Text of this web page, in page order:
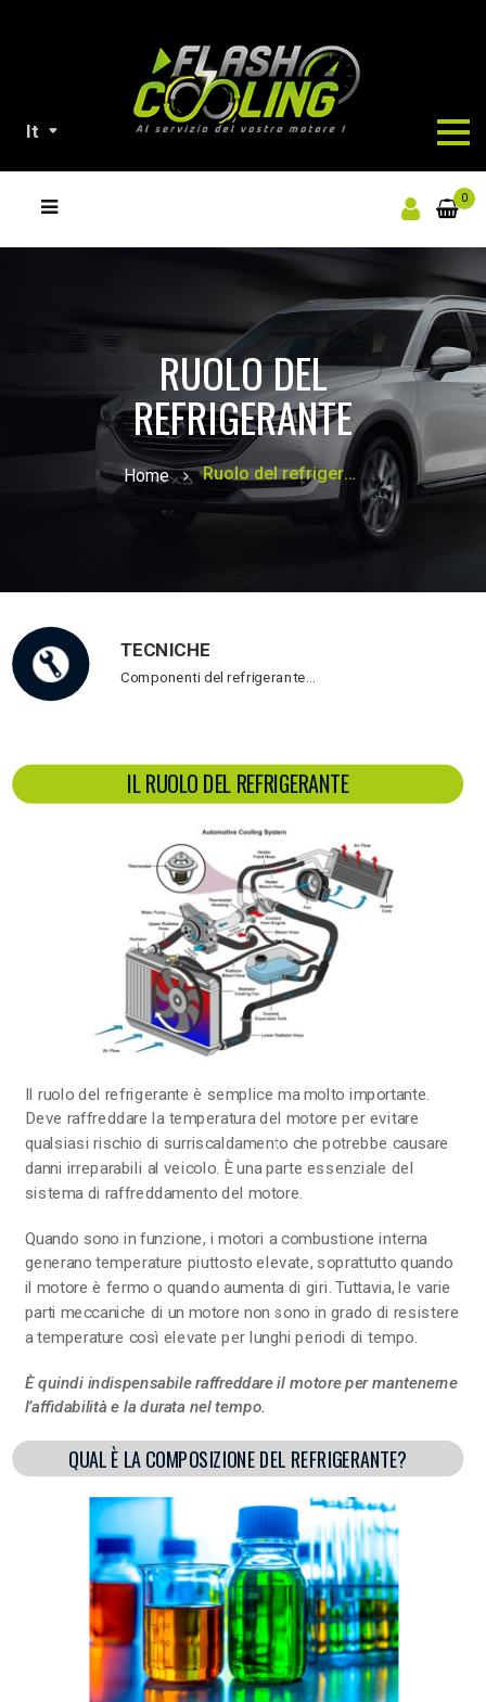
It
0
RUOLO DEL
REFRIGERANTE
Home Ruolo del refrigerante
TECNICHE
Componenti del refrigerante…
IL RUOLO DEL REFRIGERANTE
Il ruolo del refrigerante è semplice ma molto importante.
Deve raffreddare la temperatura del motore per evitare
qualsiasi rischio di surriscaldamento che potrebbe causare
danni irreparabili al veicolo. È una parte essenziale del
sistema di raffreddamento del motore.
Quando sono in funzione, i motori a combustione interna
generano temperature piuttosto elevate, soprattutto quando
il motore è fermo o quando aumenta di giri. Tuttavia, le varie
parti meccaniche di un motore non sono in grado di resistere
a temperature così elevate per lunghi periodi di tempo.
È quindi indispensabile raffreddare il motore per mantenerne
l’affidabilità e la durata nel tempo.
QUAL È LA COMPOSIZIONE DEL REFRIGERANTE?